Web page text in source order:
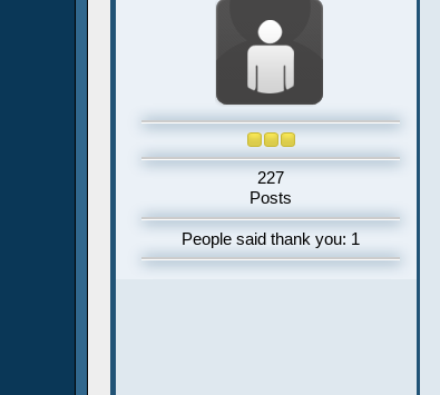
227
Posts
People said thank you: 1